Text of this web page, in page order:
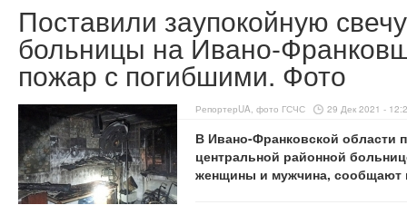
Поставили заупокойную
больницы на Ивано-
пожар с погибшими. Фото
РепортерUA, фото ГСЧС 29 Дек 2021 -
В Ивано-Франковской области
центральной районной
женщины и мужчина,